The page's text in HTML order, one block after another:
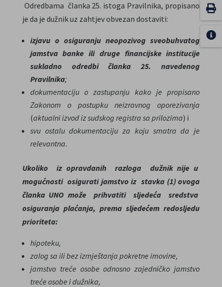
Odredbama članka 25. istoga Pravilnika, propisano
je da je dužnik uz zahtjev obvezan dostaviti:
izjavu o osiguranju neopozivog sveobuhvatog
jamstva banke ili druge financijske institucije
sukladno odredbi članka 25. navedenog
Pravilnika;
dokumentaciju o zastupanju kako je propisano
Zakonom o postupku neizravnog oporezivanja
(aktualni izvod iz sudskog registra sa prilozima) i
svu ostalu dokumentaciju za koju smatra da je
relevantna.
Ukoliko iz opravdanih razloga dužnik nije u
mogućnosti osigurati jamstvo iz stavka (1) ovoga
članka UNO može prihvatiti
sljedeća sredstva
osiguranja plaćanja, prema sljedećem redosljedu
prioriteta:
hipoteku,
zalog sa ili bez izmještanja pokretne imovine,
jamstvo treće osobe odnosno zajedničko jamstvo
treće osobe i dužnika,